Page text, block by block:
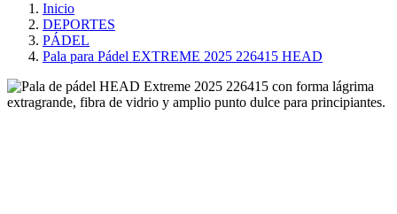
Inicio
DEPORTES
PÁDEL
Pala para Pádel EXTREME 2025 226415 HEAD